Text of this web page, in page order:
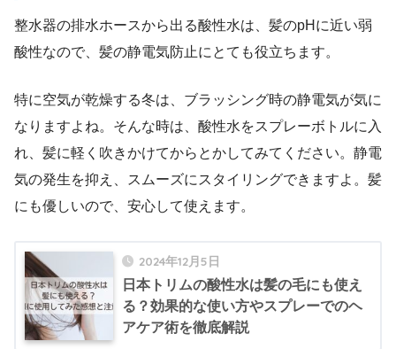
整水器の排水ホースから出る酸性水は、髪のpHに近い弱
酸性なので、髪の静電気防止にとても役立ちます。
特に空気が乾燥する冬は、ブラッシング時の静電気が気に
なりますよね。そんな時は、酸性水をスプレーボトルに入
れ、髪に軽く吹きかけてからとかしてみてください。静電
気の発生を抑え、スムーズにスタイリングできますよ。髪
にも優しいので、安心して使えます。
2024年12月5日
日本トリムの酸性水は髪の毛にも使え
る？効果的な使い方やスプレーでのヘ
アケア術を徹底解説